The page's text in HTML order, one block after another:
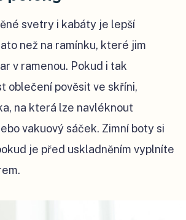
svetry i kabáty je lepší
než na ramínku, které jim
v ramenou. Pokud i tak
oblečení pověsit ve skříni,
na která lze navléknout
vakuový sáček. Zimní boty si
je před uskladněním vyplníte